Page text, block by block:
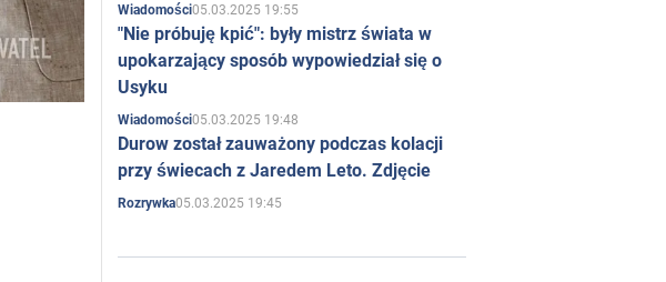
Wiadomości05.03.2025 19:55
"Nie próbuję kpić": były mistrz świata w
upokarzający sposób wypowiedział się o
Usyku
Wiadomości05.03.2025 19:48
Durow został zauważony podczas kolacji
przy świecach z Jaredem Leto. Zdjęcie
Rozrywka05.03.2025 19:45